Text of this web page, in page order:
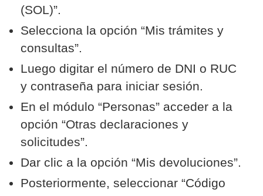
(SOL)”.
Selecciona la opción “Mis trámites y
consultas”.
Luego digitar el número de DNI o RUC
y contraseña para iniciar sesión.
En el módulo “Personas” acceder a la
opción “Otras declaraciones y
solicitudes”.
Dar clic a la opción “Mis devoluciones”.
Posteriormente, seleccionar “Código